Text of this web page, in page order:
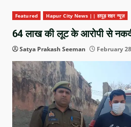
Featured Hapur City News || हापुड़ शहर न्यूज़
64 लाख की लूट के आरोपी से
Satya Prakash Seeman February